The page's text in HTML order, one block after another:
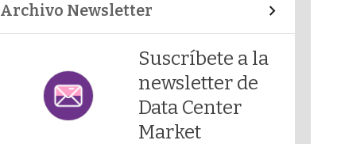
Archivo Newsletter
Suscríbete a la
newsletter de
Data Center
Market